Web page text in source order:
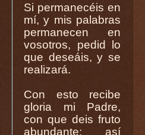
Si permanecéis en
mí, y mis palabras
permanecen en
vosotros, pedid lo
que deseáis, y se
realizará.
Con esto recibe
gloria mi Padre,
con que deis fruto
abundante; así